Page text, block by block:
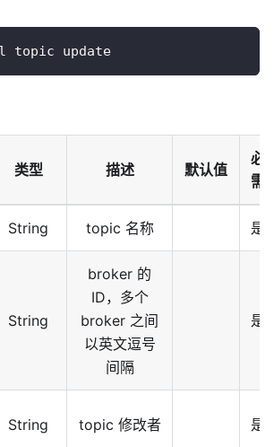
topic update
类型 描述 默认值
必
需
String topic 名称 是
String
broker 的
ID，多个
broker 之间
以英文逗号
间隔
是
String topic 修改者 是